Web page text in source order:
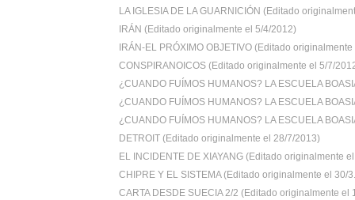
LA IGLESIA DE LA GUARNICIÓN (Editado
IRÁN (Editado originalmente el 5/4/2012)
IRÁN-EL PRÓXIMO OBJETIVO (Editado originalmente
CONSPIRANOICOS (Editado originalmente el 5/7/
¿CUANDO FUÍMOS HUMANOS? LA ESCUELA
¿CUANDO FUÍMOS HUMANOS? LA ESCUELA
¿CUANDO FUÍMOS HUMANOS? LA ESCUELA
DETROIT (Editado originalmente el 28/7/2013)
EL INCIDENTE DE XIAYANG (Editado originalmente el
CHIPRE Y EL SISTEMA (Editado originalmente el 30/
CARTA DESDE SUECIA 2/2 (Editado originalmente el